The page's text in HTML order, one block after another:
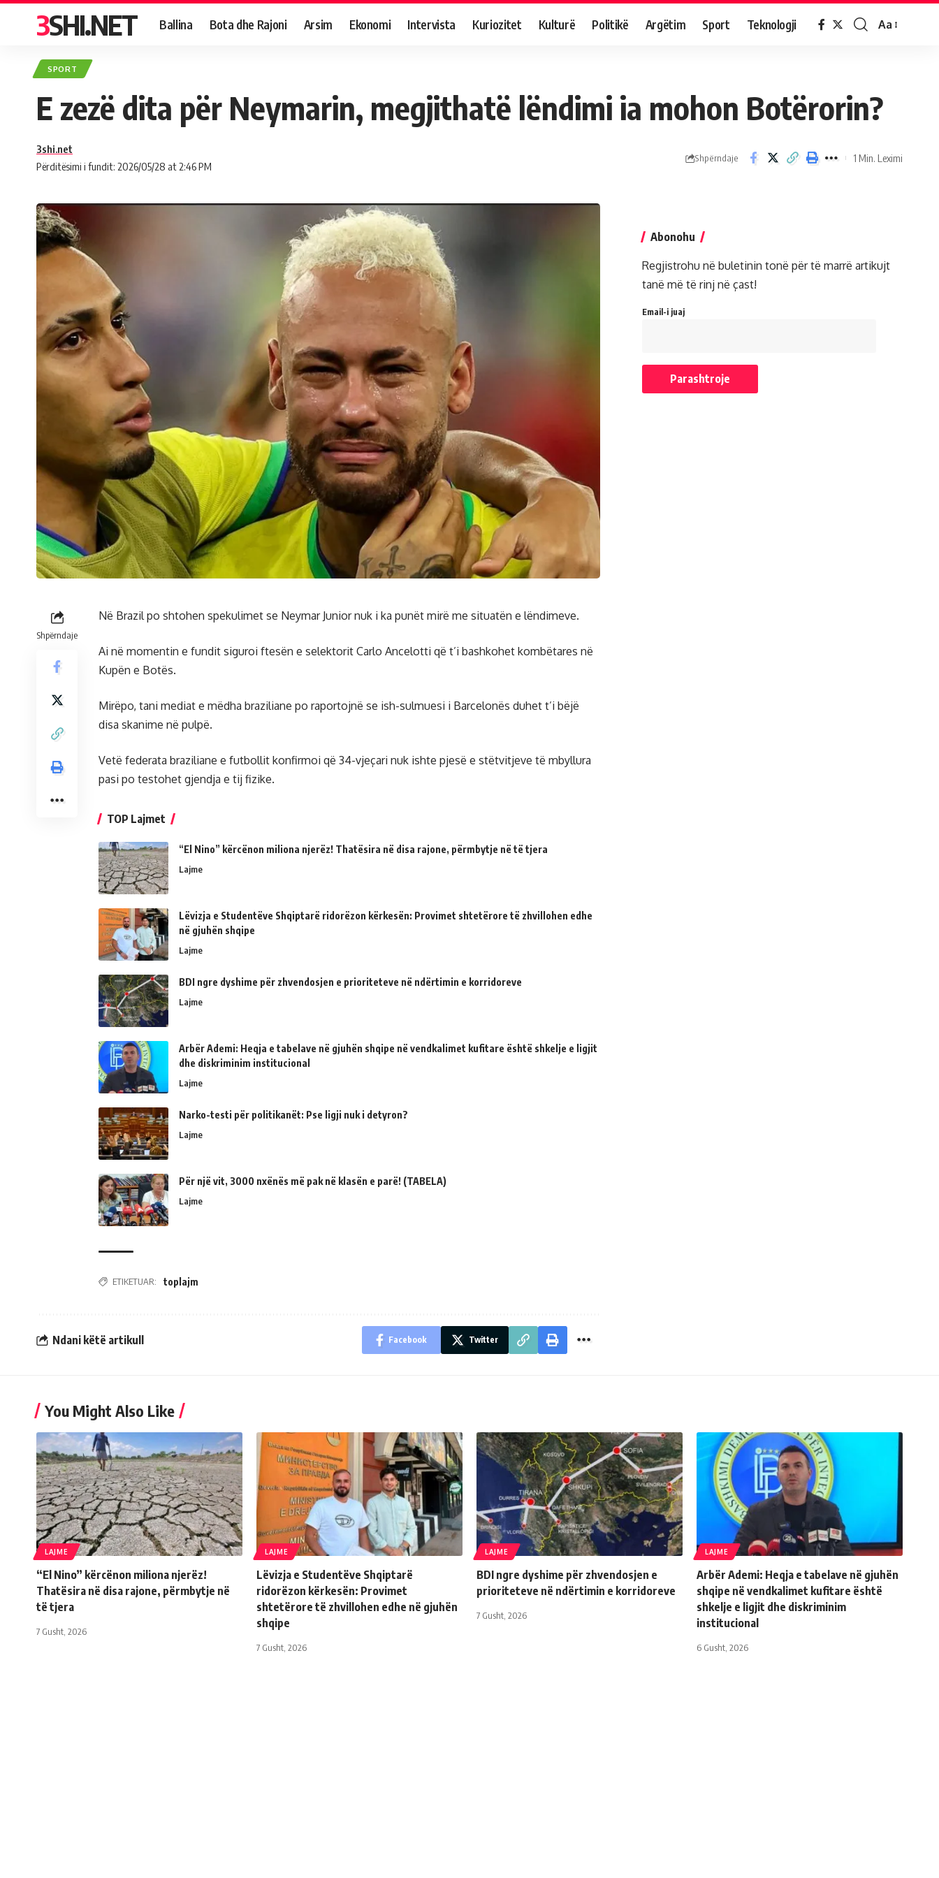
3SHI.NET Ballina Bota dhe Rajoni Arsim Ekonomi Intervista Kuriozitet Kulturë Politikë Argëtim Sport Teknologji Aa
SPORT
E zezë dita për Neymarin, megjithatë lëndimi ia mohon Botërorin?
Përditësimi i fundit: 2026/05/28 at 2:46 PM
3shi.net
Shpërndaje 1 Min. Leximi
Shpërndaje
Në Brazil po shtohen spekulimet se Neymar Junior nuk i ka punët mirë me situatën e lëndimeve.
Ai në momentin e fundit siguroi ftesën e selektorit Carlo Ancelotti që t’i bashkohet kombëtares në
Kupën e Botës.
Mirëpo, tani mediat e mëdha braziliane po raportojnë se ish-sulmuesi i Barcelonës duhet t’i bëjë
disa skanime në pulpë.
Vetë federata braziliane e futbollit konfirmoi që 34-vjeçari nuk ishte pjesë e stëtvitjeve të mbyllura
pasi po testohet gjendja e tij fizike.
TOP Lajmet
“El Nino” kërcënon miliona njerëz! Thatësira në disa rajone, përmbytje në të tjera
Lajme
Lëvizja e Studentëve Shqiptarë ridorëzon kërkesën: Provimet shtetërore të zhvillohen edhe
në gjuhën shqipe
Lajme
BDI ngre dyshime për zhvendosjen e prioriteteve në ndërtimin e korridoreve
Lajme
Arbër Ademi: Heqja e tabelave në gjuhën shqipe në vendkalimet kufitare është shkelje e ligjit
dhe diskriminim institucional
Lajme
Narko-testi për politikanët: Pse ligji nuk i detyron?
Lajme
Për një vit, 3000 nxënës më pak në klasën e parë! (TABELA)
Lajme
ETIKETUAR: toplajm
Ndani këtë artikull Facebook Twitter
Abonohu
Regjistrohu në buletinin tonë për të marrë artikujt
tanë më të rinj në çast!
Email-i juaj
You Might Also Like
LAJME
“El Nino” kërcënon miliona njerëz!
Thatësira në disa rajone, përmbytje në
të tjera
7 Gusht, 2026
LAJME
Lëvizja e Studentëve Shqiptarë
ridorëzon kërkesën: Provimet
shtetërore të zhvillohen edhe në gjuhën
shqipe
7 Gusht, 2026
LAJME
BDI ngre dyshime për zhvendosjen e
prioriteteve në ndërtimin e korridoreve
7 Gusht, 2026
LAJME
Arbër Ademi: Heqja e tabelave në gjuhën
shqipe në vendkalimet kufitare është
shkelje e ligjit dhe diskriminim
institucional
6 Gusht, 2026